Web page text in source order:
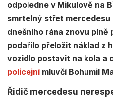
odpoledne v Mikulově na
smrtelný střet mercedesu
dnešního rána znovu plně
podařilo přeložit náklad z
vozidlo postavit na kola a
policejnímluvčí Bohumil
Řidič mercedesu